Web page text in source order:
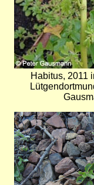
Habitus, 2011
Bild